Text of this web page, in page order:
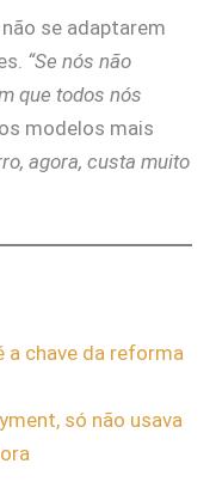
se adaptarem
“Se nós não
que todos nós
modelos mais
agora, custa muito
a chave da reforma
só não usava